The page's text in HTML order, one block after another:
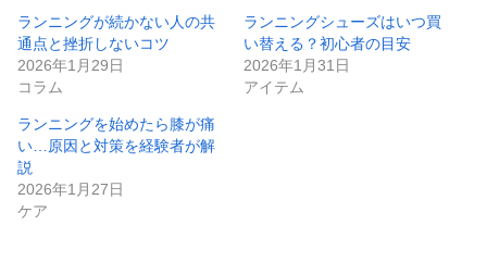
ランニングが続かない人の共
通点と挫折しないコツ
2026年1月29日
コラム
ランニングシューズはいつ買
い替える？初心者の目安
2026年1月31日
アイテム
ランニングを始めたら膝が痛
い…原因と対策を経験者が解
説
2026年1月27日
ケア